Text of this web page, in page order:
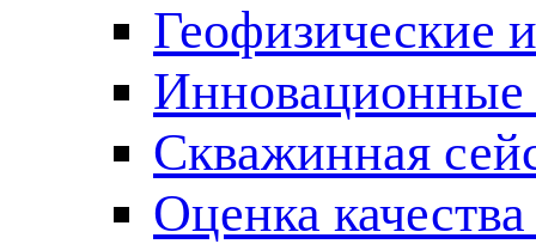
Геофизические
Инновационные
Скважинная
Оценка